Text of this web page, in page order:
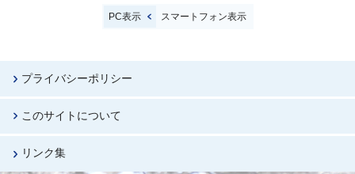
PC表示 スマートフォン表示
プライバシーポリシー
このサイトについて
リンク集